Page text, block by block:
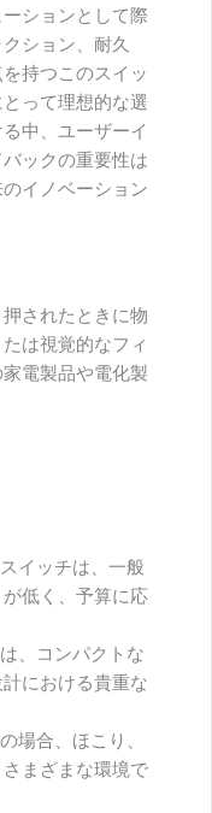
ションとして際
ション、耐久
持つこのスイッ
って理想的な選
中、ユーザーイ
ックの重要性は
イノベーション
されたときに物
は視覚的なフィ
電製品や電化製
イッチは、一般
低く、予算に応
、コンパクトな
における貴重な
場合、ほこり、
まざまな環境で